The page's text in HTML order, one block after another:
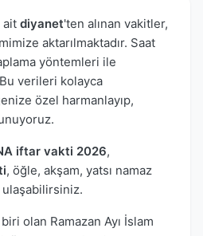
ait diyanet'ten alınan vakitler,
aktarılmaktadır. Saat
yöntemleri ile
verileri kolayca
özel harmanlayıp,
iftar vakti 2026,
, öğle, akşam, yatsı namaz
olan Ramazan Ayı İslam